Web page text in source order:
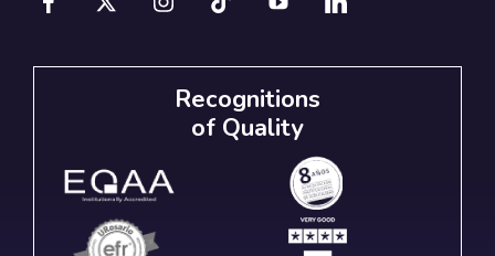
Recognitions
of Quality